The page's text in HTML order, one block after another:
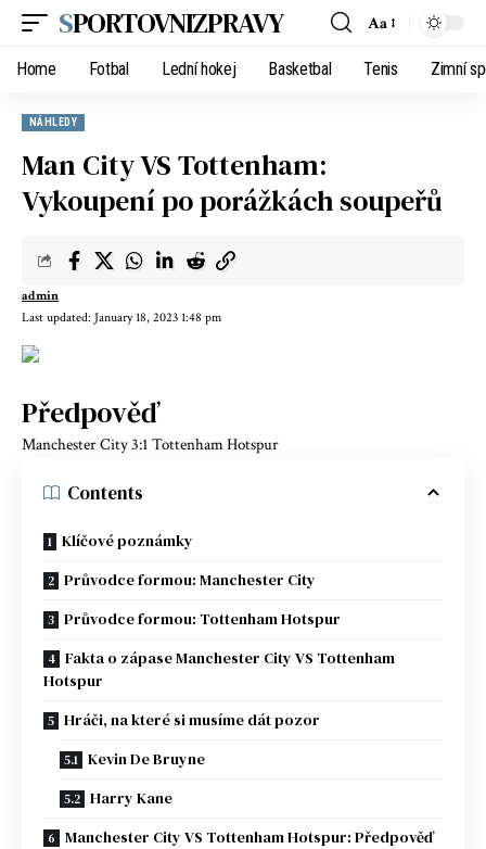
SPORTOVNIZPRAVY Aa
Home Fotbal Lední hokej Basketbal Tenis Zimní
NÁHLEDY
Man City VS Tottenham:
Vykoupení po porážkách soupeřů
Last updated: January 18, 2023 1:48 pm
admin
Předpověď
Manchester City 3:1 Tottenham Hotspur
Contents
Klíčové poznámky
Průvodce formou: Manchester City
Průvodce formou: Tottenham Hotspur
Fakta o zápase Manchester City VS Tottenham
Hotspur
Hráči, na které si musíme dát pozor
Kevin De Bruyne
Harry Kane
Manchester City VS Tottenham Hotspur: Předpověď